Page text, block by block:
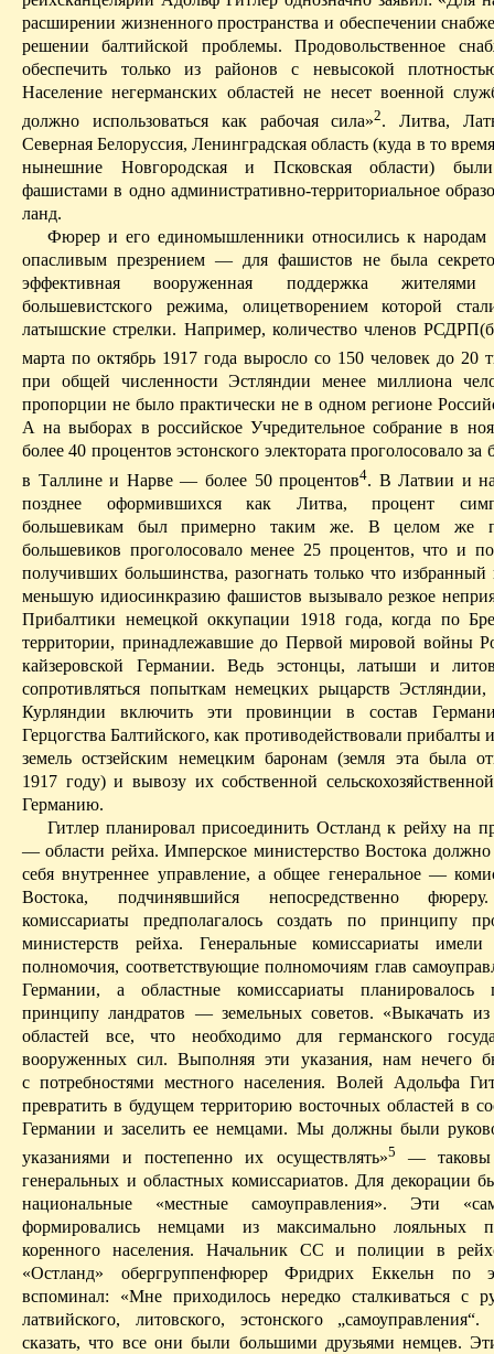
расширении жизненного пространства и обеспечении
решении балтийской проблемы. Продовольственное
обеспечить только из районов с невысокой
Население негерманских областей не несет военной
должно использоваться как рабочая сила»2.Литва,
Северная Белоруссия, Ленинградская область (куда в то
нынешние Новгородская и Псковская области)
фашистами в одно административно-территориальное
ланд.
Фюрер и его единомышленники относились к народам
опасливым презрением — для фашистов не была
эффективная вооруженная поддержка жителями
большевистского режима, олицетворением которой
латышские стрелки. Например, количество членов РСДРП(
марта по октябрь 1917 года выросло со 150 человек до 20
при общей численностиЭстляндии менее миллиона
пропорции не было практически не в одном регионе
А на выборах в российское Учредительное собрание в
более 40 процентов эстонского электората проголосовало за
в Таллинеи Нарве — более 50 процентов4. В Латвии и на
позднее оформившихся как Литва, процент
большевикам был примерно таким же. В целом же
большевиков проголосовало менее 25 процентов, что и
получивших большинства, разо­гнать только что
меньшую идиосинкразию фашистов вызывало резкое
Прибалтики немецкой оккупации 1918 года, когда по
территории, принадлежавшие до Первой мировой войны
кайзеровской Германии. Ведь эстонцы, латыши и
сопротивляться попыткам немецких рыцарств Эстляндии,
Курляндии включить эти провинции в состав
Герцогства Балтийского, как противодействовали прибалтыи
земель остзейским немецким баронам (земля эта была
1917 году) и вывозу их собственной
Германию.
Гитлер планировал присоединить Остландк рейху на
— области рейха. Имперское министерство Востока должно
себя внутреннее управление, а общее генеральное —
Востока, подчинявшийся непосредственно
комиссариаты предполагалось создать по принципу
министерств рейха. Генеральные комиссариаты имели
полномочия, соответствующие полномочиям глав
Германии, а областные комиссариаты планировалось
принципуландратов — земельных советов. «Выкачать
областей все, что необходимо для германского
вооруженных сил. Выполняя эти указания, нам нечего
с потребностями местного населения. Волей Адольфа
превратить в будущем территорию восточных областей в
Германии и заселить ее немцами. Мы должны были
указаниями и постепенно их осуществлять»5 — таковы
генеральных и областных комиссариатов. Для декорации
национальные «местные самоуправления». Эти
формировались немцами из максимально лояльных
коренного населения. Начальник СС и полиции ­в
«Остланд» обергруппенфюрерФридрихЕккельн по
вспоминал: «Мне приходилось нередко сталкиваться с
латвийского, литовского, эстонского
сказать, что все они были большими друзьями немцев.